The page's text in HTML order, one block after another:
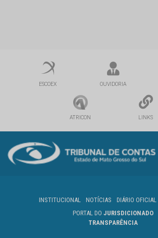
ESCOEX OUVIDORIA
ATRICON LINKS
INSTITUCIONAL NOTÍCIAS DIÁRIO OFICIAL
PORTAL DO JURISDICIONADO
TRANSPARÊNCIA